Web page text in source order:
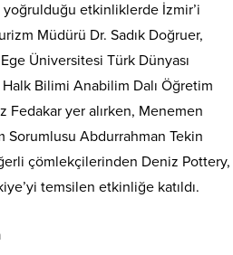
etkinliklerde İzmir’i
Müdürü Dr. Sadık Doğruer,
Üniversitesi Türk Dünyası
Halk Bilimi Anabilim Dalı Öğretim
Fedakar yer alırken, Menemen
Sorumlusu Abdurrahman Tekin
çömlekçilerinden Deniz Pottery,
temsilen etkinliğe katıldı.